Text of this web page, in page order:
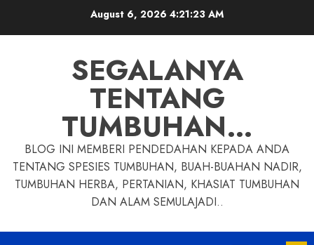
August 6, 2026 4:21:24 AM
SEGALANYA
TENTANG
TUMBUHAN…
BLOG INI MEMBERI PENDEDAHAN KEPADA ANDA
TENTANG SPESIES TUMBUHAN, BUAH-BUAHAN NADIR,
TUMBUHAN HERBA, PERTANIAN, KHASIAT TUMBUHAN
DAN ALAM SEMULAJADI..